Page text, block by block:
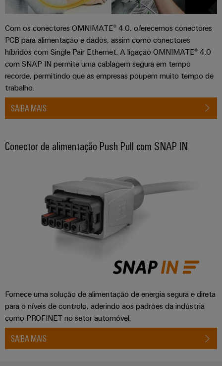
das
águas
residuais
Soluções
para
a
indústria
de
água
quadro
Serviço
de
montagem
de
terminais
Caixas
equipadas
Conjuntos
de
cabos
Inovações de
produtos
Conectividade
prática para o
seu setor.
Com os conectores OMNIMATE® 4.0, oferecemos conectores
PCB para alimentação e dados, assim como conectores
híbridos com Single Pair Ethernet. A ligação OMNIMATE® 4.0
com SNAP IN permite uma cablagem segura em tempo
recorde, permitindo que as empresas poupem muito tempo de
trabalho.
SAIBA MAIS
Conector de alimentação Push Pull com SNAP IN
Fornece uma solução de alimentação de energia segura e direta
para o níveis de controlo, aderindo aos padrões da indústria
como PROFINET no setor automóvel.
SAIBA MAIS